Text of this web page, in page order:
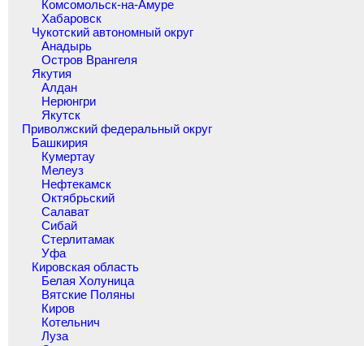
Комсомольск-на-Амуре
Хабаровск
Чукотский автономный округ
Анадырь
Остров Врангеля
Якутия
Алдан
Нерюнгри
Якутск
Приволжский федеральный округ
Башкирия
Кумертау
Мелеуз
Нефтекамск
Октябрьский
Салават
Сибай
Стерлитамак
Уфа
Кировская область
Белая Холуница
Вятские Поляны
Киров
Котельнич
Луза